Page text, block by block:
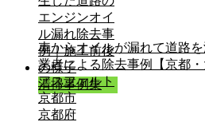
清掃事例集
車からオイルが漏れて道路
業者による除去事例【京都・
アスファルト
京都市
京都府